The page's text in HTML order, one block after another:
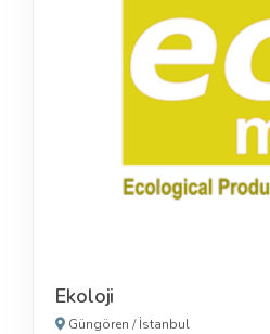
Ekoloji
Güngören /İstanbul